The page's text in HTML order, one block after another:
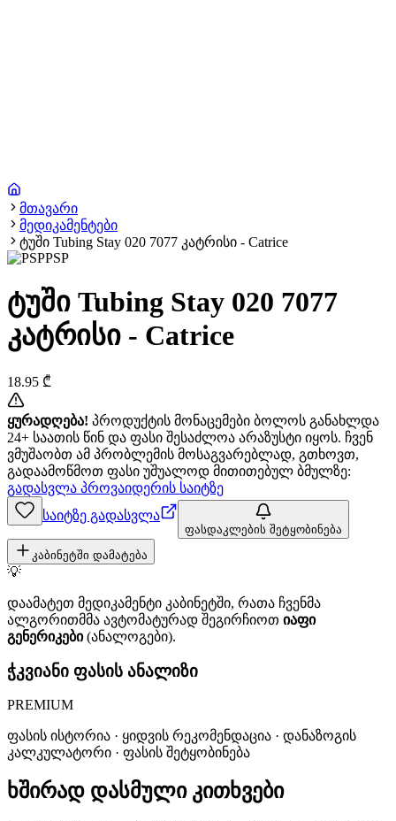
მთავარი
მედიკამენტები
ტუში Tubing Stay 020 7077 კატრისი - Catrice
PSP
ტუში Tubing Stay 020 7077
კატრისი - Catrice
18.95 ₾
ყურადღება! პროდუქტის მონაცემები ბოლოს განახლდა
24+ საათის წინ და ფასი შესაძლოა არაზუსტი იყოს. ჩვენ
ვმუშაობთ ამ პრობლემის მოსაგვარებლად, გთხოვთ,
გადაამოწმოთ ფასი უშუალოდ მითითებულ ბმულზე:
გადასვლა პროვაიდერის საიტზე
საიტზე გადასვლა
ფასდაკლების შეტყობინება
კაბინეტში დამატება
💡
დაამატეთ მედიკამენტი კაბინეტში, რათა ჩვენმა
ალგორითმმა ავტომატურად შეგირჩიოთ იაფი
გენერიკები(ანალოგები).
ჭკვიანი ფასის ანალიზი
PREMIUM
ფასის ისტორია · ყიდვის რეკომენდაცია · დანაზოგის
კალკულატორი · ფასის შეტყობინება
ხშირად დასმული კითხვები